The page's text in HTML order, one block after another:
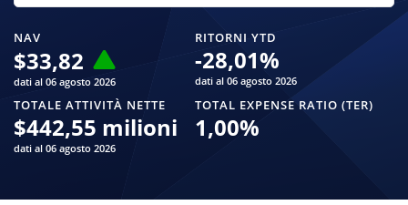
NAV
$33,82
dati al 06 agosto 2026
RITORNI YTD
-28,01%
dati al 06 agosto 2026
TOTALE ATTIVITÀ NETTE
$442,55 milioni
dati al 06 agosto 2026
TOTAL EXPENSE RATIO (TER)
1,00%